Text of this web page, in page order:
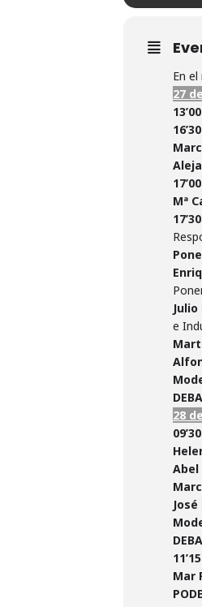
En
27 de
Mª
e
28 de
Abel
Mar